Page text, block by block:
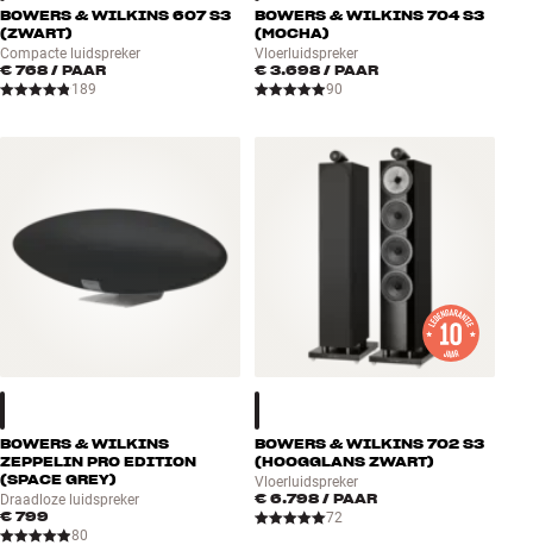
BOWERS & WILKINS 607 S3
(ZWART)
Compacte luidspreker
€ 768 / PAAR
189
BOWERS & WILKINS 704 S3
(MOCHA)
Vloerluidspreker
€ 3.698 / PAAR
90
BOWERS & WILKINS
ZEPPELIN PRO EDITION
(SPACE GREY)
Draadloze luidspreker
€ 799
80
BOWERS & WILKINS 702 S3
(HOOGGLANS ZWART)
Vloerluidspreker
€ 6.798 / PAAR
72